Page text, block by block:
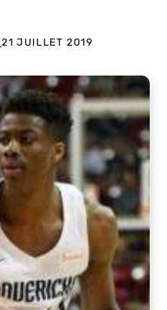
21 JUILLET 2019